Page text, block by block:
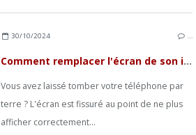
30/10/2024 …
Comment remplacer l'écran de son iPhone 12 Pro Max ?
Vous avez laissé tomber votre téléphone par
terre ? L'écran est fissuré au point de ne plus
afficher correctement...